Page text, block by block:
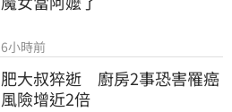
6小時前
肥大叔猝逝　廚房2事恐害罹癌
風險增近2倍